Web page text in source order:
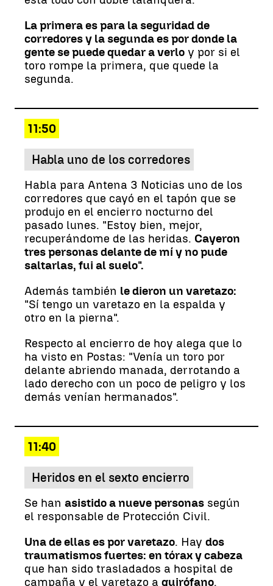
La primera es para la seguridad de
corredores y la segunda es por donde la
gente se puede quedar a verlo y por si el
toro rompe la primera, que quede la
segunda.
11:50
Habla uno de los corredores
Habla para Antena 3 Noticias uno de los
corredores que cayó en el tapón que se
produjo en el encierro nocturno del
pasado lunes. "Estoy bien, mejor,
recuperándome de las heridas. Cayeron
tres personas delante de mí y no pude
saltarlas, fui al suelo".
Además también le dieron un varetazo:
"Sí tengo un varetazo en la espalda y
otro en la pierna".
Respecto al encierro de hoy alega que lo
ha visto en Postas: "Venía un toro por
delante abriendo manada, derrotando a
lado derecho con un poco de peligro y los
demás venían hermanados".
11:40
Heridos en el sexto encierro
Se han asistido a nueve personas según
el responsable de Protección Civil.
Una de ellas es por varetazo. Hay dos
traumatismos fuertes: en tórax y cabeza
que han sido trasladados a hospital de
campaña y el varetazo a quirófano.